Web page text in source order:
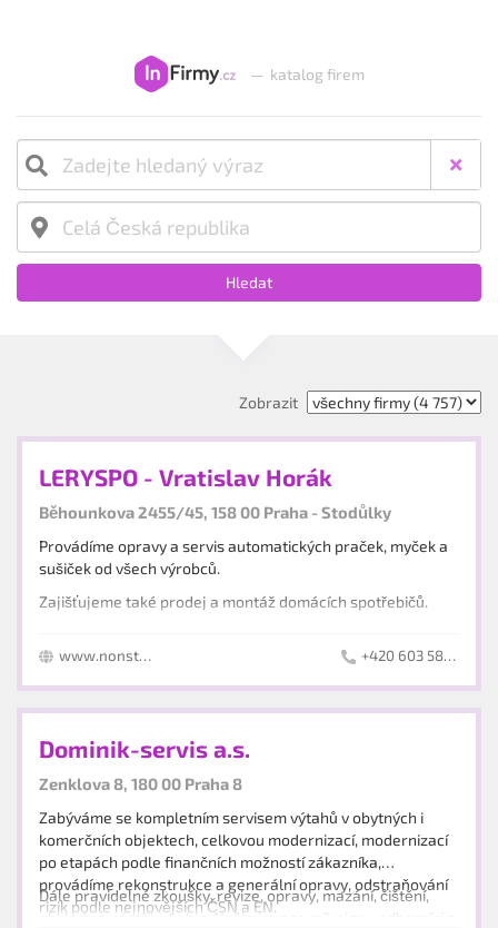
— katalog firem
Hledat
Zobrazit
LERYSPO - Vratislav Horák
Běhounkova 2455/45, 158 00 Praha - Stodůlky
Provádíme opravy a servis automatických praček, myček a
sušiček od všech výrobců.
Zajišťujeme také prodej a montáž domácích spotřebičů.
www.nonstopservis-praha.cz/ +420 603 582 309
Dominik-servis a.s.
Zenklova 8, 180 00 Praha 8
Zabýváme se kompletním servisem výtahů v obytných i
komerčních objektech, celkovou modernizací, modernizací
po etapách podle finančních možností zákazníka,
provádíme rekonstrukce a generální opravy, odstraňování
rizik podle nejnovějších ČSN a EN.
Dále pravidelné zkoušky, revize, opravy, mazání, čištění,
obklady a nástřiky kabin. Našimi pracovníky jsou odborníci s